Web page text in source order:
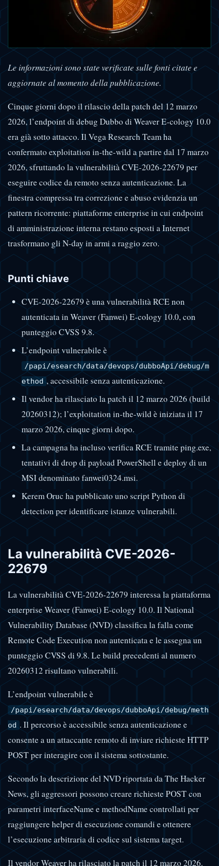
Le informazioni sono state verificate sulle fonti citate e
aggiornate al momento della pubblicazione.
Cinque giorni dopo il rilascio della patch del 12 marzo
2026, l’endpoint di debug Dubbo di Weaver E-cology 10.0
era già sotto attacco. Il Vega Research Team ha
confermato exploitation in-the-wild a partire dal 17 marzo
2026, sfruttando la vulnerabilità CVE-2026-22679 per
eseguire codice da remoto senza autenticazione. La
finestra compressa tra correzione e abuso evidenzia un
pattern ricorrente: piattaforme enterprise in cui endpoint
di amministrazione interna restano esposti a Internet
trasformano gli N-day in armi a raggio zero.
Punti chiave
CVE-2026-22679 è una vulnerabilità RCE non
autenticata in Weaver (Fanwei) E-cology 10.0, con
punteggio CVSS 9.8.
L’endpoint vulnerabile è
/papi/esearch/data/devops/dubboApi/debug/m
ethod , accessibile senza autenticazione.
Il vendor ha rilasciato la patch il 12 marzo 2026 (build
20260312); l’exploitation in-the-wild è iniziata il 17
marzo 2026, cinque giorni dopo.
La campagna ha incluso verifica RCE tramite ping.exe,
tentativi di drop di payload PowerShell e deploy di un
MSI denominato fanwei0324.msi.
Kerem Oruc ha pubblicato uno script Python di
detection per identificare istanze vulnerabili.
La vulnerabilità CVE-2026-
22679
La vulnerabilità CVE-2026-22679 interessa la piattaforma
enterprise Weaver (Fanwei) E-cology 10.0. Il National
Vulnerability Database (NVD) classifica la falla come
Remote Code Execution non autenticata e le assegna un
punteggio CVSS di 9.8. Le build precedenti al numero
20260312 risultano vulnerabili.
L’endpoint vulnerabile è
/papi/esearch/data/devops/dubboApi/debug/meth
od . Il percorso è accessibile senza autenticazione e
consente a un attaccante remoto di inviare richieste HTTP
POST per interagire con il sistema sottostante.
Secondo la descrizione del NVD riportata da The Hacker
News, gli aggressori possono creare richieste POST con
parametri interfaceName e methodName controllati per
raggiungere helper di esecuzione comandi e ottenere
l’esecuzione arbitraria di codice sul sistema target.
Il vendor Weaver ha rilasciato la patch il 12 marzo 2026.